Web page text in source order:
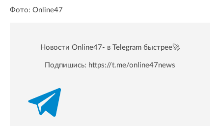
Фото: Online47
Новости Online47- в Telegram быстрее🚀
Подпишись: https://t.me/online47news